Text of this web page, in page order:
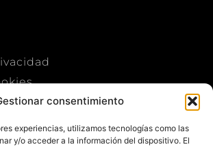
consentimiento
experiencias, utilizamos tecnologías como las
y/o acceder a la información del dispositivo. El